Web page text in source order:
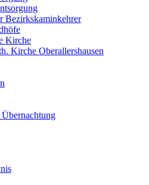
Bezirkskaminkehrer
Kirche
Kirche Oberallershausen